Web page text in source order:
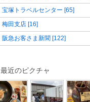
宝塚トラベルセンター [65]
梅田支店 [16]
阪急お客さま新聞 [122]
最近のピクチャ